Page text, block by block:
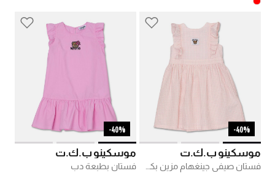
40%-
موسكينو ب.ك.ت
40%-
موسكينو ب.ك.ت
فستان بطبعة دب